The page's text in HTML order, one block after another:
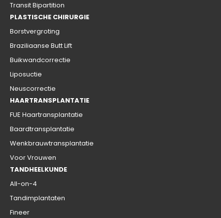
Transit Bipartition
PLASTISCHE CHIRURGIE
Borstvergroting
Braziliaanse Butt Lift
Buikwandcorrectie
Liposuctie
Neuscorrectie
HAARTRANSPLANTATIE
FUE Haartransplantatie
Baardtransplantatie
Wenkbrauwtransplantatie
Voor Vrouwen
TANDHEELKUNDE
All-on-4
Tandimplantaten
Fineer